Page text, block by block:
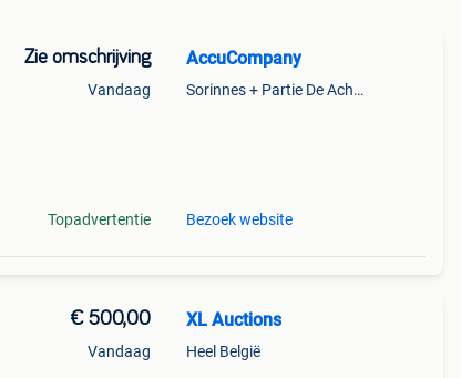
Zie omschrijving
Vandaag
Topadvertentie
AccuCompany
Sorinnes + Partie De Achene
Bezoek website
€ 500,00
Vandaag
XL Auctions
Heel België